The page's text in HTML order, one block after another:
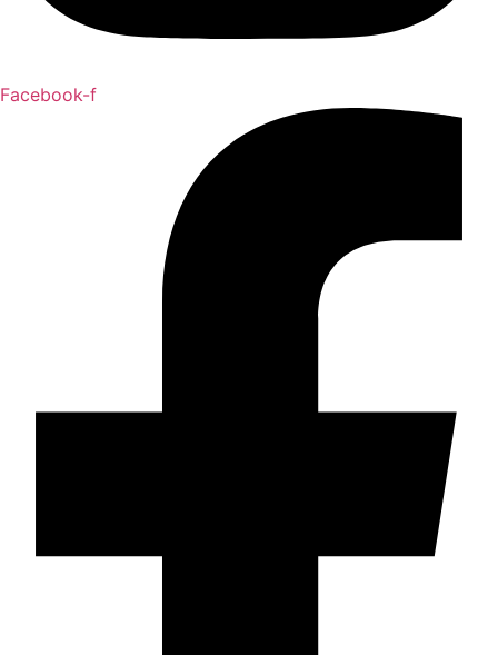
Facebook-f